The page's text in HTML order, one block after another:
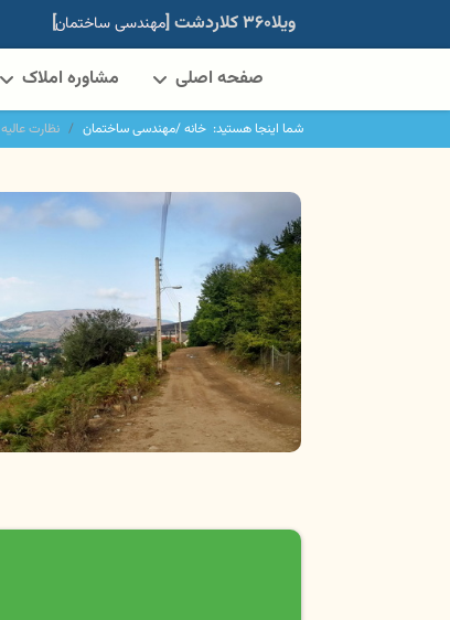
ویلا۳۶۰ کلاردشت [ مهندسی ساختمان]
صفحه اصلی
مشاوره املاک
شما اینجا هستید: خانه /مهندسی ساختمان نظارت عالیه